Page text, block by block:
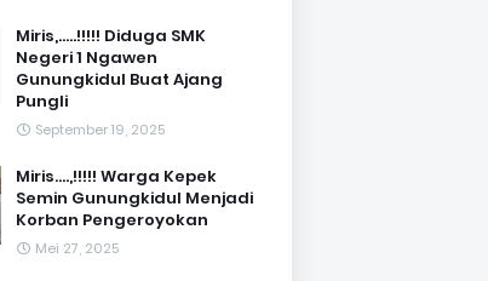
Miris,.....!!!!! Diduga SMK
Negeri 1 Ngawen
Gunungkidul Buat Ajang
Pungli
September 19, 2025
Miris....,!!!!! Warga Kepek
Semin Gunungkidul Menjadi
Korban Pengeroyokan
Mei 27, 2025